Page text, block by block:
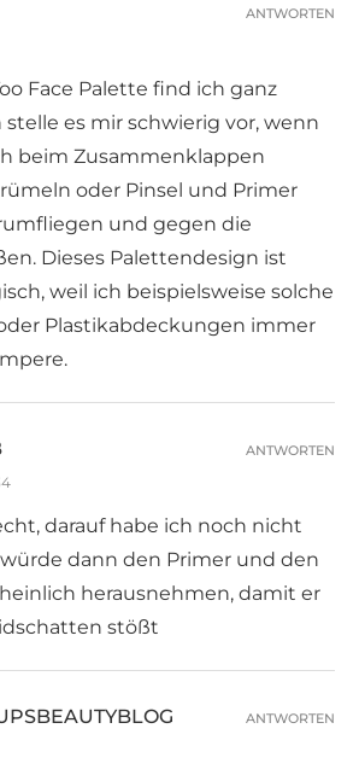
Face Palette find ich ganz
stelle es mir schwierig vor, wenn
beim Zusammenklappen
oder Pinsel und Primer
und gegen die
Dieses Palettendesign ist
weil ich beispielsweise solche
Plastikabdeckungen immer
ANTWORTEN
darauf habe ich noch nicht
dann den Primer und den
herausnehmen, damit er
stößt
ANTWORTEN
ANTWORTEN